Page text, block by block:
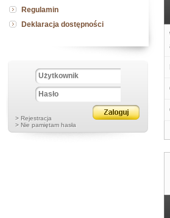
Regulamin
Deklaracja dostępności
> Rejestracja
> Nie pamiętam hasła